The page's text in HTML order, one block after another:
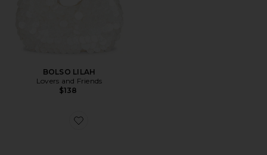
BOLSO LILAH
Lovers and Friends
$138
Favorite BOLSO HARMONY